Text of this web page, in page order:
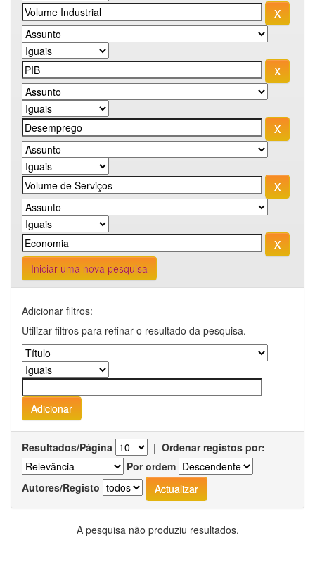
Iniciar uma nova pesquisa
Adicionar filtros:
Utilizar filtros para refinar o resultado da pesquisa.
Resultados/Página | Ordenar registos por:
Por ordem
Autores/Registo
A pesquisa não produziu resultados.